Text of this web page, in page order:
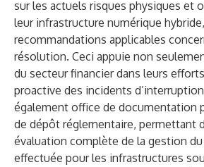
sur les actuels risques physiques et
leur infrastructure numérique
recommandations applicables
résolution. Ceci appuie non
du secteur financier dans leurs
proactive des incidents
également office de documentation
de dépôt réglementaire, permettant
évaluation complète de la gestion
effectuée pour les infrastructures